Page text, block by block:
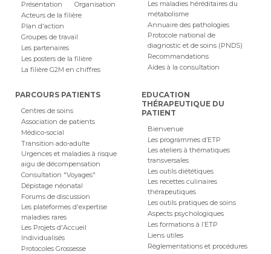
Présentation
Organisation
Acteurs de la filière
Plan d'action
Groupes de travail
Les partenaires
Les posters de la filière
La filière G2M en chiffres
Les maladies héréditaires du
métabolisme
Annuaire des pathologies
Protocole national de
diagnostic et de soins (PNDS)
Recommandations
Aides à la consultation
PARCOURS PATIENTS
Centres de soins
Association de patients
Médico-social
Transition ado-adulte
Urgences et maladies à risque
aigu de décompensation
Consultation "Voyages"
Dépistage néonatal
Forums de discussion
Les plateformes d'expertise
maladies rares
Les Projets d'Accueil
Individualisés
Protocoles Grossesse
EDUCATION
THÉRAPEUTIQUE DU
PATIENT
Bienvenue
Les programmes d’ETP
Les ateliers à thématiques
transversales
Les outils diététiques
Les recettes culinaires
thérapeutiques
Les outils pratiques de soins
Aspects psychologiques
Les formations à l’ETP
Liens utiles
Règlementations et procédures